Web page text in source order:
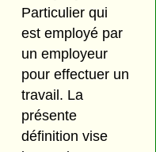
Particulier qui
est employé par
un employeur
pour effectuer un
travail. La
présente
définition vise